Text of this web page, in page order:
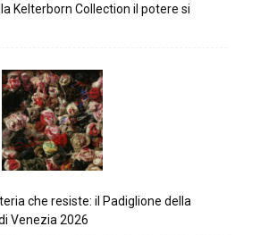
Kelterborn Collection il potere si
che resiste: il Padiglione della
Venezia 2026